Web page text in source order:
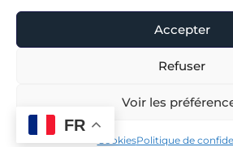
Accepter
Refuser
Voir les
CookiesPolitique de
FR